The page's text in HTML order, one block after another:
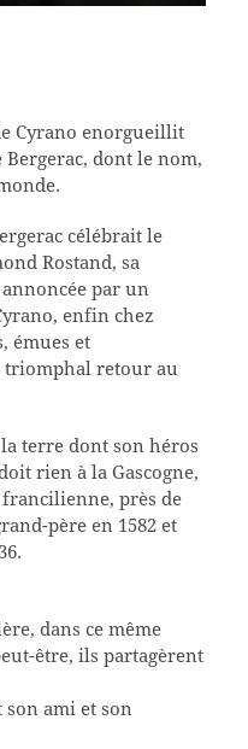
Cyrano enorgueillit
dont le nom,
célébrait le
Rostand, sa
par un
enfin chez
émues et
triomphal retour au
terre dont son héros
rien à la Gascogne,
près de
père en 1582 et
dans ce même
être, ils partagèrent
son ami et son